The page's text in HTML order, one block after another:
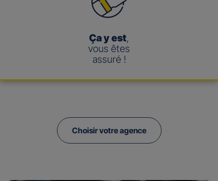
Ça y est,
vous êtes
assuré !
Choisir votre agence